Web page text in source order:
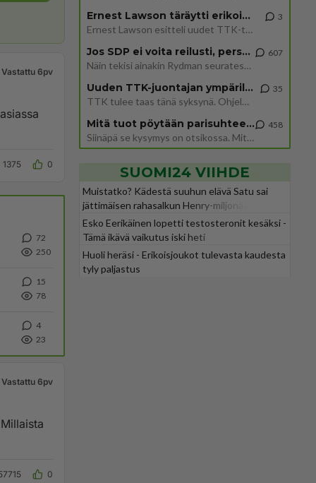
Vastattu 6pv
1375 0
72
250
15
78
4
23
Vastattu 6pv
0
Ernest Lawson täräytti erikoisen heiton TTK-lehdistötilaisuudessa: " Onko tässä tarkoituksena...?"
Ernest Lawson esitteli uudet TTK-tähtioppilaat ja opettajat torstaina 6.8. lehdistölle. Tulevalla kaudella on yksi hausk
3
Jos SDP ei voita reilusti, persut kumoavat demokratian Suomesta
Näin tekisi ainakin Rydman seuratessaan idolinsa Trumpin mallia https://www.is.fi/politiikka/art-2000012187244.html
607
Uuden TTK-juontajan ympärillä epätietoisuus sakenee - Nyt MTV hämmentää soppaa
TTK tulee taas tänä syksynä. Ohjelman uudet tähtioppilaat julkistetaan torstaina 6. elokuuta klo 14 alkavassa lehdistö
35
Mitä tuot pöytään parisuhteessa?
Siinäpä se kysymys on otsikossa. Mitäpä siis tuot/toisit pöytään parisuhteessa? Oletko mies vai nainen? Koetko sen mitä
458
SUOMI24 VIIHDE
Muistatko? Kädestä suuhun elävä Satu sai
jättimäisen rahasalkun Henry-miljonääriltä
Esko Eerikäinen lopetti testosteronit kesäksi -
Tämä ikävä vaikutus iski heti
Huoli heräsi - Erikoisjoukot tulevasta kaudesta
tyly paljastus